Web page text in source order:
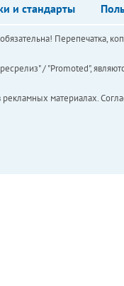
и стандарты
Перепечатка,
/ "Promoted",
материалах.